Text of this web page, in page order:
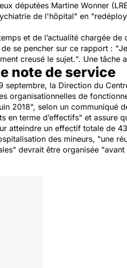
députées Martine Wonner
de l'hôpital" en "
et de l’actualité chargée
de se pencher sur ce rapport : "
creusé le sujet.". Une tâche
note de service
septembre, la Direction du
organisationnelles de
2018", selon un communiqué
en terme d’effectifs" et assure
atteindre un effectif totale de
des mineurs, "une
" devrait être organisée "avant